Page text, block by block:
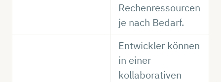
Rechenressourcen
je nach Bedarf.
Entwickler können
in einer
kollaborativen